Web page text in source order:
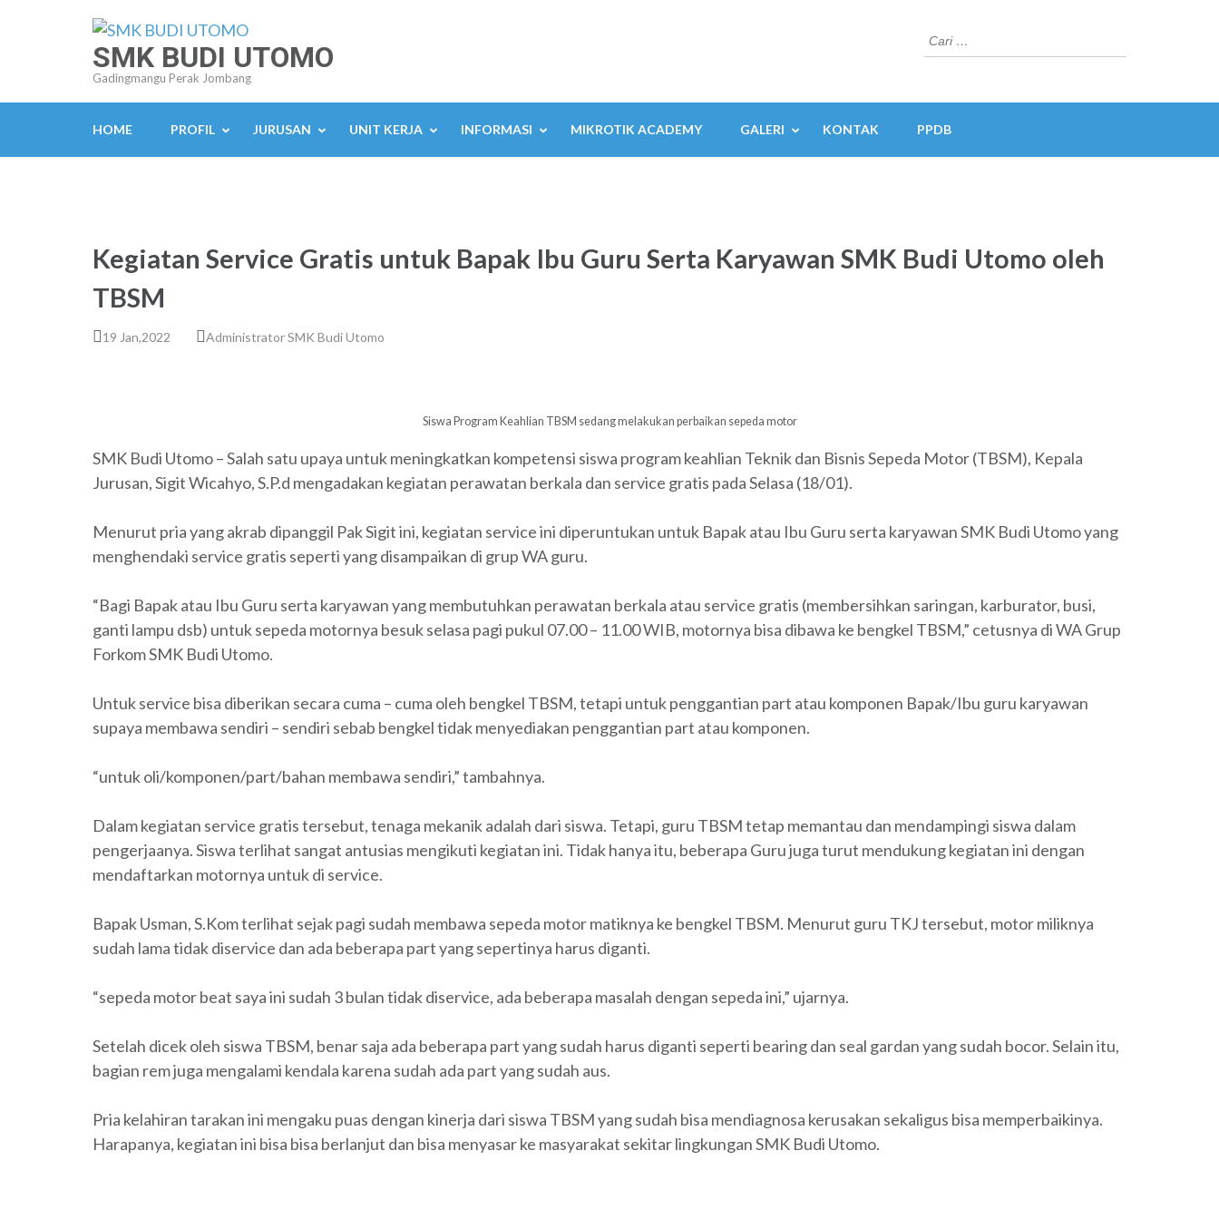
SMK BUDI UTOMO
Gadingmangu Perak Jombang
Cari
untuk:
HOME PROFIL JURUSAN UNIT KERJA INFORMASI MIKROTIK ACADEMY GALERI KONTAK PPDB
Kegiatan Service Gratis untuk Bapak Ibu Guru Serta Karyawan SMK Budi Utomo oleh
TBSM
19 Jan,2022 Administrator SMK Budi Utomo
Siswa Program Keahlian TBSM sedang melakukan perbaikan sepeda motor
SMK Budi Utomo – Salah satu upaya untuk meningkatkan kompetensi siswa program keahlian Teknik dan Bisnis Sepeda Motor (TBSM), Kepala
Jurusan, Sigit Wicahyo, S.P.d mengadakan kegiatan perawatan berkala dan service gratis pada Selasa (18/01).
Menurut pria yang akrab dipanggil Pak Sigit ini, kegiatan service ini diperuntukan untuk Bapak atau Ibu Guru serta karyawan SMK Budi Utomo yang
menghendaki service gratis seperti yang disampaikan di grup WA guru.
“Bagi Bapak atau Ibu Guru serta karyawan yang membutuhkan perawatan berkala atau service gratis (membersihkan saringan, karburator, busi,
ganti lampu dsb) untuk sepeda motornya besuk selasa pagi pukul 07.00 – 11.00 WIB, motornya bisa dibawa ke bengkel TBSM,” cetusnya di WA Grup
Forkom SMK Budi Utomo.
Untuk service bisa diberikan secara cuma – cuma oleh bengkel TBSM, tetapi untuk penggantian part atau komponen Bapak/Ibu guru karyawan
supaya membawa sendiri – sendiri sebab bengkel tidak menyediakan penggantian part atau komponen.
“untuk oli/komponen/part/bahan membawa sendiri,” tambahnya.
Dalam kegiatan service gratis tersebut, tenaga mekanik adalah dari siswa. Tetapi, guru TBSM tetap memantau dan mendampingi siswa dalam
pengerjaanya. Siswa terlihat sangat antusias mengikuti kegiatan ini. Tidak hanya itu, beberapa Guru juga turut mendukung kegiatan ini dengan
mendaftarkan motornya untuk di service.
Bapak Usman, S.Kom terlihat sejak pagi sudah membawa sepeda motor matiknya ke bengkel TBSM. Menurut guru TKJ tersebut, motor miliknya
sudah lama tidak diservice dan ada beberapa part yang sepertinya harus diganti.
“sepeda motor beat saya ini sudah 3 bulan tidak diservice, ada beberapa masalah dengan sepeda ini,” ujarnya.
Setelah dicek oleh siswa TBSM, benar saja ada beberapa part yang sudah harus diganti seperti bearing dan seal gardan yang sudah bocor. Selain itu,
bagian rem juga mengalami kendala karena sudah ada part yang sudah aus.
Pria kelahiran tarakan ini mengaku puas dengan kinerja dari siswa TBSM yang sudah bisa mendiagnosa kerusakan sekaligus bisa memperbaikinya.
Harapanya, kegiatan ini bisa bisa berlanjut dan bisa menyasar ke masyarakat sekitar lingkungan SMK Budi Utomo.